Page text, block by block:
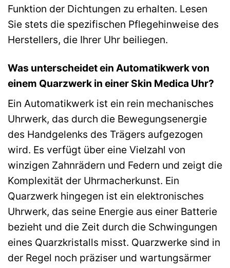
Funktion der Dichtungen zu erhalten. Lesen
Sie stets die spezifischen Pflegehinweise des
Herstellers, die Ihrer Uhr beiliegen.
Was unterscheidet ein Automatikwerk von
einem Quarzwerk in einer Skin Medica Uhr?
Ein Automatikwerk ist ein rein mechanisches
Uhrwerk, das durch die Bewegungsenergie
des Handgelenks des Trägers aufgezogen
wird. Es verfügt über eine Vielzahl von
winzigen Zahnrädern und Federn und zeigt die
Komplexität der Uhrmacherkunst. Ein
Quarzwerk hingegen ist ein elektronisches
Uhrwerk, das seine Energie aus einer Batterie
bezieht und die Zeit durch die Schwingungen
eines Quarzkristalls misst. Quarzwerke sind in
der Regel noch präziser und wartungsärmer